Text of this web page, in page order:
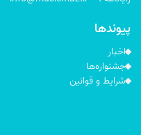
پیوندها
اخبار
جشنواره‌ها
شرایط و قوانین